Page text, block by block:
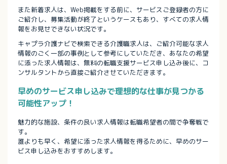
また新着求人は、Web掲載をする前に、サービスご登録者の方に
ご紹介し、募集活動が終了というケースもあり、すべての求人情
報をお見せできない状況です。
キャプラ介護ナビで検索できる介護職求人は、ご紹介可能な求人
情報のごく一部の事例として参考にしていただき、あなたの希望
に添った求人情報は、無料の転職支援サービス申し込み後に、コ
ンサルタントから直接ご紹介させていただきます。
早めのサービス申し込みで理想的な仕事が見つかる
可能性アップ！
魅力的な施設、条件の良い求人情報は転職希望者の間で争奪戦で
す。
誰よりも早く、希望に添った求人情報を得るために、早めのサー
ビス申し込みをおすすめします。